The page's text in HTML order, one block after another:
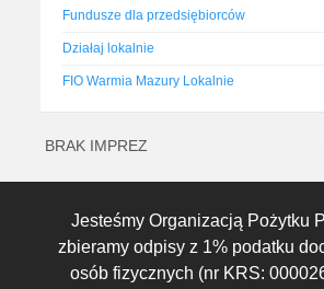
Fundusze dla przedsiębiorców
Działaj lokalnie
FIO Warmia Mazury Lokalnie
BRAK IMPREZ
Jesteśmy Organizacją Pożytku
zbieramy odpisy z 1% podatku
osób fizycznych (nr KRS: